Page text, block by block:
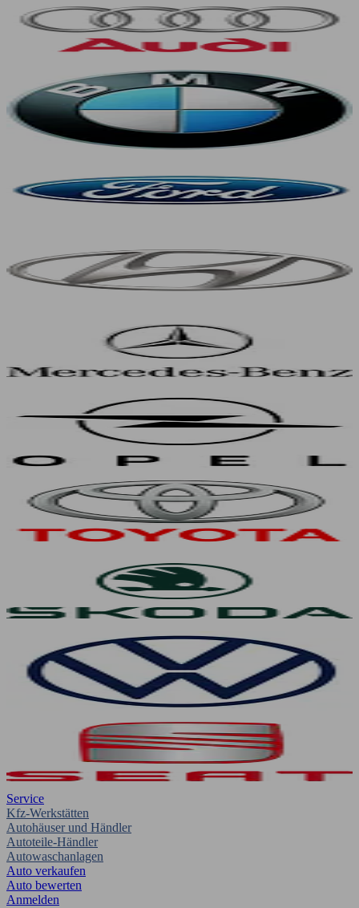
Service
Kfz-Werkstätten
Autohäuser und Händler
Autoteile-Händler
Autowaschanlagen
Auto verkaufen
Auto bewerten
Anmelden